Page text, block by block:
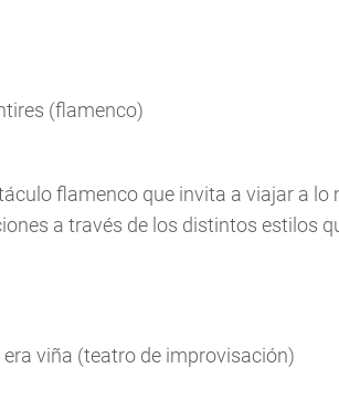
(flamenco)
flamenco que invita a viajar a
a través de los distintos estilos
era viña (teatro de improvisación)